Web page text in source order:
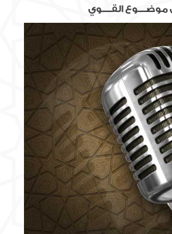
موضــــوع القـــــوي